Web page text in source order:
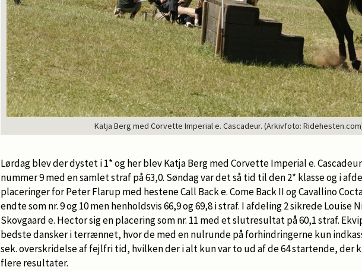
Katja Berg med Corvette Imperial e. Cascadeur. (Arkivfoto:
Lørdag blev der dystet i 1* og her blev Katja Berg med Corvette Imperial e.
nummer 9 med en samlet straf på 63,0. Søndag var det så tid til den 2* klasse og i
placeringer for Peter Flarup med hestene Call Back e. Come Back II og Cavallino
endte som nr. 9 og 10 men henholdsvis 66,9 og 69,8 i straf. I afdeling 2 sikrede Louise
Skovgaard e. Hector sig en placering som nr. 11 med et slutresultat på 60,1 straf.
bedste dansker i terrænnet, hvor de med en nulrunde på forhindringerne kun
sek. overskridelse af fejlfri tid, hvilken der i alt kun var to ud af de 64 startende, der
flere resultater.